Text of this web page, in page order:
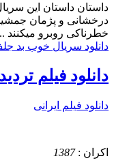
داستان داستان این
درخشانی و پژمان
خطرناکی روبرو میکنند
دانلود سریال خوب بد
دانلود فیلم تردید
دانلود فیلم ایرانی
اکران :1387